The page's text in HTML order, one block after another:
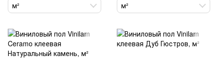
м² м²